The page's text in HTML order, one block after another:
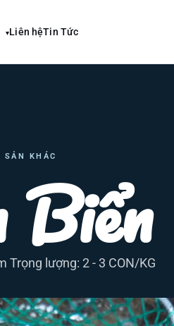
▾Liên hệTin Tức
SẢN KHÁC
Trọng lượng: 2 - 3 CON/KG